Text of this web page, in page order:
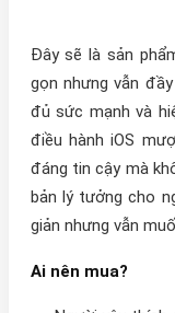
Đây sẽ là sản
gọn nhưng vẫn
đủ sức mạnh và
điều hành iOS
đáng tin cậy mà
bản lý tưởng cho
giản nhưng vẫn
Ai nên mua?